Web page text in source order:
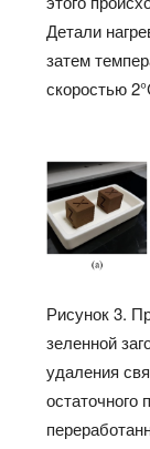
Детали
затем
скоростью
Рисунок 3.
зеленной
удаления